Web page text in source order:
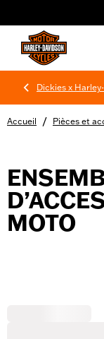
Dickies x
Accueil / Pièces et
MOTO